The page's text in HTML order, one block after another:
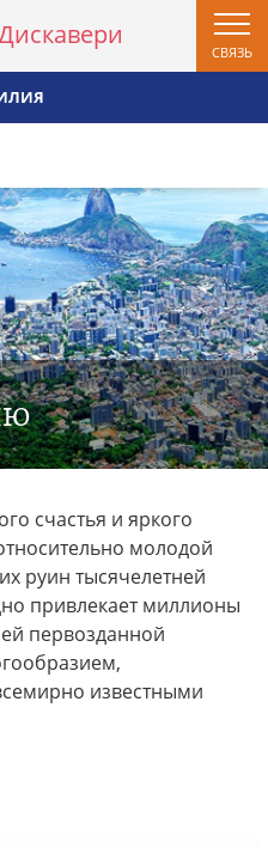
счастья и яркого
молодой
руин тысячелетней
привлекает миллионы
первозданной
известными
СВЯЗЬ